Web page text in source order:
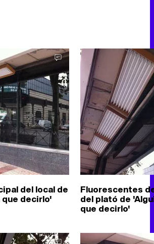
del local de
decirlo'
Fluorescentes
del plató de
que decirlo'